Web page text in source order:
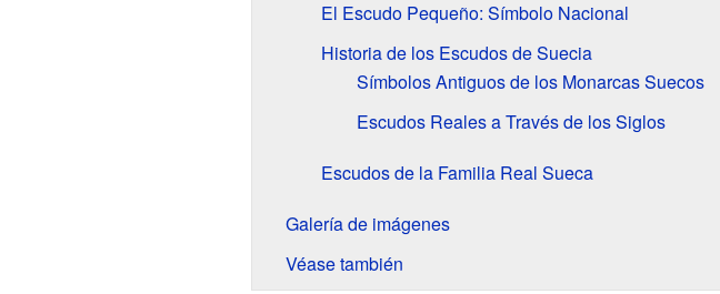
El Escudo Pequeño: Símbolo Nacional
Historia de los Escudos de Suecia
Símbolos Antiguos de los Monarcas Suecos
Escudos Reales a Través de los Siglos
Escudos de la Familia Real Sueca
Galería de imágenes
Véase también